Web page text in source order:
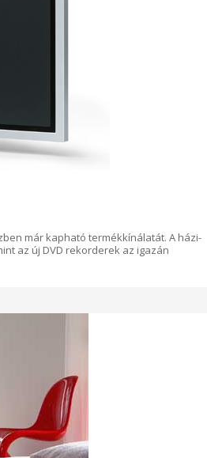
már kapható termékkínálatát. A házi-
az új DVD rekorderek az igazán